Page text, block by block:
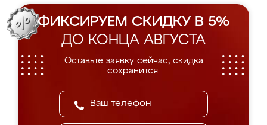
ФИКСИРУЕМ СКИДКУ В 5%
ДО КОНЦА АВГУСТА
Оставьте заявку сейчас, скидка
сохранится.